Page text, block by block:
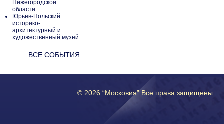
Нижегородской
области
Юрьев-Польский
историко-
архитектурный и
художественный музей
ВСЕ СОБЫТИЯ
© 2026 “Московия” Все права защищены